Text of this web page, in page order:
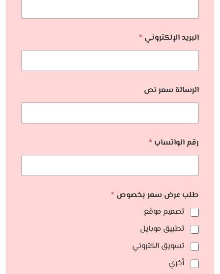
البريد الإلكتروني *
الرسالة سعر نص
رقم الواتساب *
طلب عرض سعر بخصوص *
تصميم موقع
تطبيق موبايل
تسويق الكتروني
أخري